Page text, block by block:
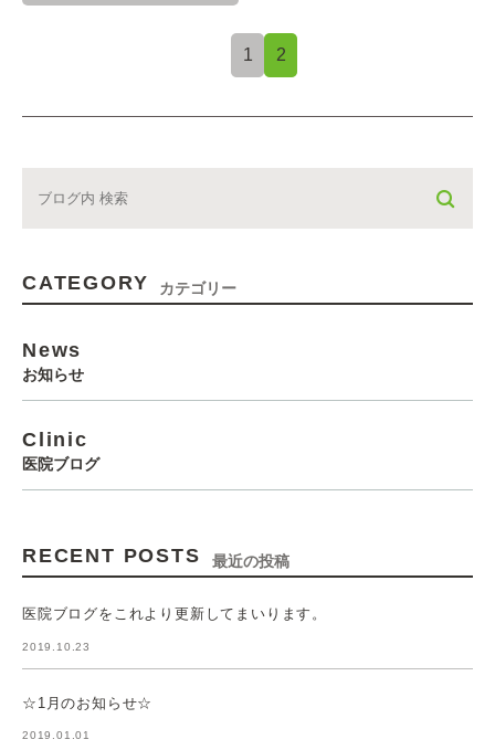
1 2
CATEGORY カテゴリー
News
お知らせ
Clinic
医院ブログ
RECENT POSTS 最近の投稿
医院ブログをこれより更新してまいります。
2019.10.23
☆1月のお知らせ☆
2019.01.01